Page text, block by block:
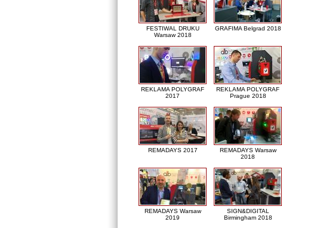
FESTIWAL DRUKU
Warsaw 2018
GRAFIMA Belgrad 2018
REKLAMA POLYGRAF
2017
REKLAMA POLYGRAF
Prague 2018
REMADAYS 2017
REMADAYS Warsaw
2018
REMADAYS Warsaw
2019
SIGN&DIGITAL
Birmingham 2018